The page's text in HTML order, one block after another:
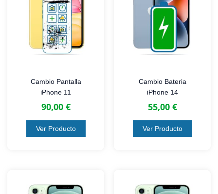
Cambio Pantalla
iPhone 11
90,00 €
Ver Producto
Cambio Bateria
iPhone 14
55,00 €
Ver Producto